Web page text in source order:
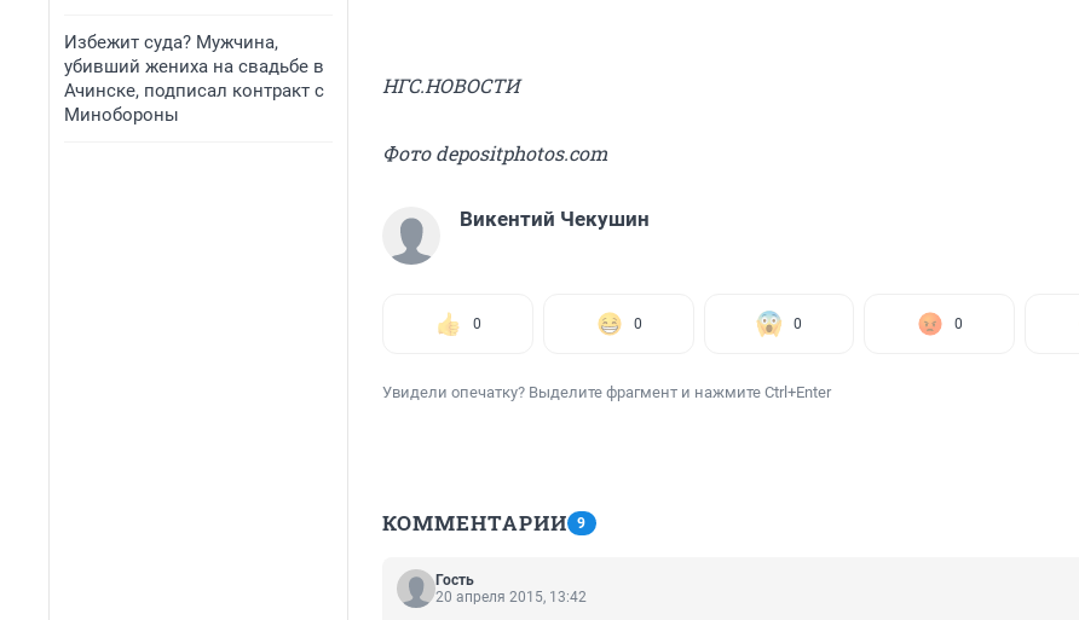
Избежит суда? Мужчина,
убивший жениха на свадьбе в
Ачинске, подписал контракт с
Минобороны
НГС.НОВОСТИ
Фото depositphotos.com
Викентий Чекушин
0 0 0 0
Увидели опечатку? Выделите фрагмент и нажмите Ctrl+Enter
КОММЕНТАРИИ 9
Гость
20 апреля 2015, 13:42